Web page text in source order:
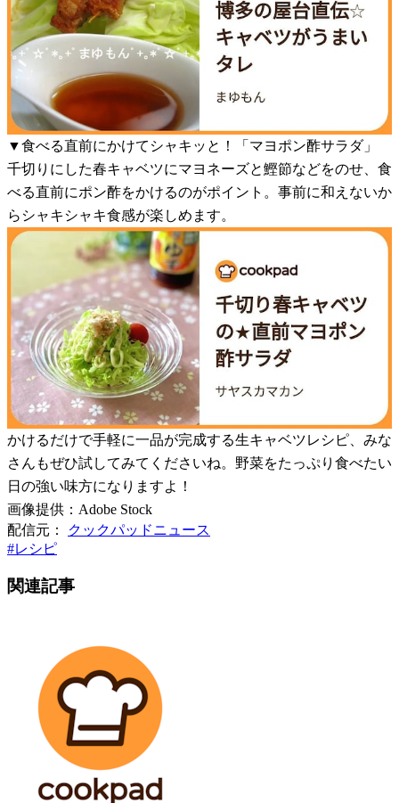
▼食べる直前にかけてシャキッと！「マヨポン酢サラダ」
千切りにした春キャベツにマヨネーズと鰹節などをのせ、食
べる直前にポン酢をかけるのがポイント。事前に和えないか
らシャキシャキ食感が楽しめます。
かけるだけで手軽に一品が完成する生キャベツレシピ、みな
さんもぜひ試してみてくださいね。野菜をたっぷり食べたい
日の強い味方になりますよ！
画像提供：Adobe Stock
配信元：
クックパッドニュース
#レシピ
関連記事